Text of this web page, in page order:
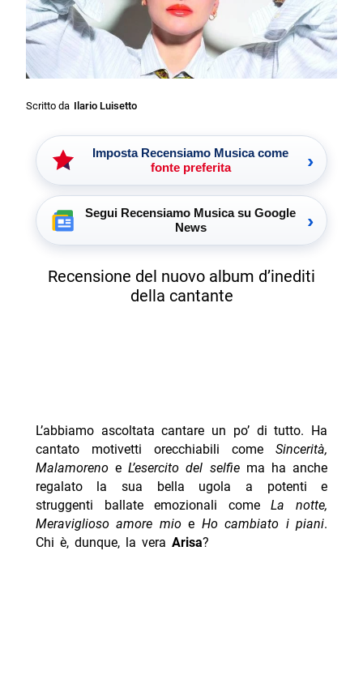
Scritto da Ilario Luisetto
Imposta Recensiamo Musica come
fonte preferita
›
Segui Recensiamo Musica su Google
News
›
Recensione del nuovo album d’inediti
della cantante
L’abbiamo ascoltata cantare un po’ di tutto. Ha
cantato motivetti orecchiabili comeSincerità,
MalamorenoeL’esercito del selfie ma ha anche
regalato la sua bella ugola a potenti e
struggenti ballate emozionali comeLa notte,
Meraviglioso amore mioe Ho cambiato i piani.
Chi è, dunque, la vera Arisa?